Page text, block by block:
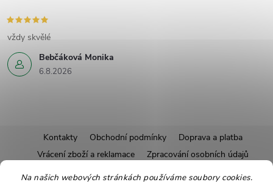
Na našich webových stránkách používáme soubory cookies.
Bebčáková Monika
6.8.2026
vždy skvělé
á
Kontakty Obchodní podmínky
Doprava a platba
Vrácení zboží a reklamace
Zpracování osobních údajů
Pravidla soutěží
Affiliate program Recepty